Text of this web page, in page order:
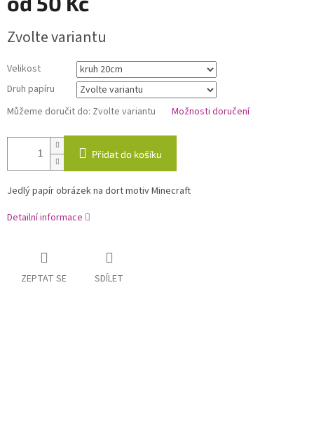
cena:
Zvolte variantu
Velikost
Druh papíru
Můžeme doručit do: Zvolte variantu Možnosti doručení
Přidat do košíku
Jedlý papír obrázek na dort motiv Minecraft
Detailní informace
ZEPTAT SE SDÍLET